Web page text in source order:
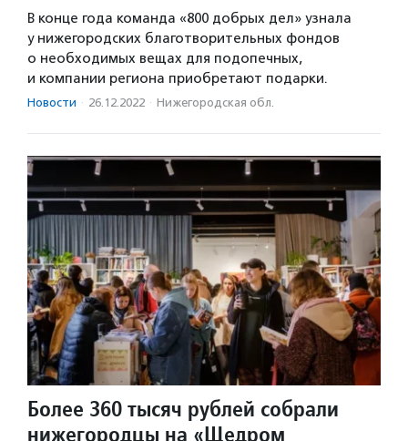
В конце года команда «800 добрых дел» узнала
у нижегородских благотворительных фондов
о необходимых вещах для подопечных,
и компании региона приобретают подарки.
Новости · 26.12.2022 · Нижегородская обл.
Более 360 тысяч рублей собрали
нижегородцы на «Щедром